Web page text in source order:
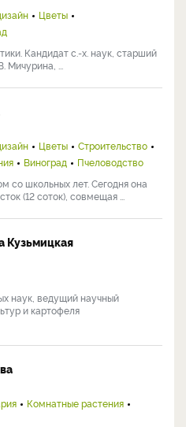
Цветы
Кандидат с.-х. наук, старший
...
Цветы
Строительство
Виноград
Пчеловодство
со школьных лет. Сегодня она
(12 соток), совмещая ...
Кузьмицкая
наук, ведущий научный
и картофеля
Комнатные растения